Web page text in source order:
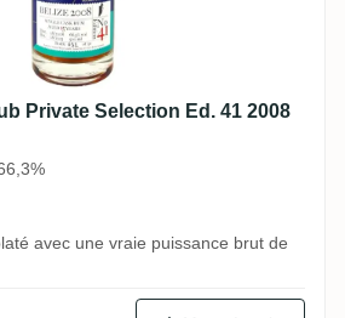
Private Selection Ed. 41 2008
avec une vraie puissance brut de